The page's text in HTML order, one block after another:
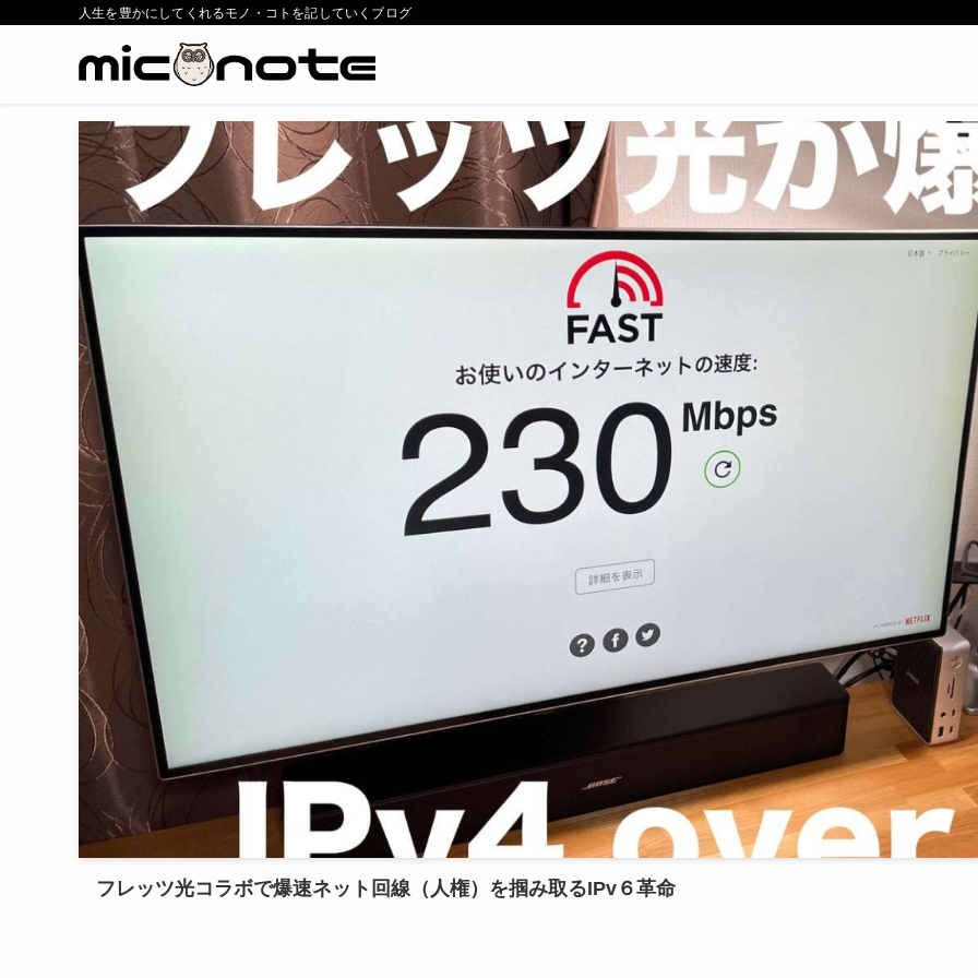
人生を豊かにしてくれるモノ・コトを記していくブログ
フレッツ光コラボで爆速ネット回線（人権）を掴み取るIPv６革命